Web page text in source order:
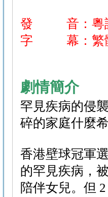
發 音：粵
字 幕：繁體
劇情簡介
罕見疾病的侵
碎的家庭什麼
香港壁球冠軍
的罕見疾病，
陪伴女兒。但